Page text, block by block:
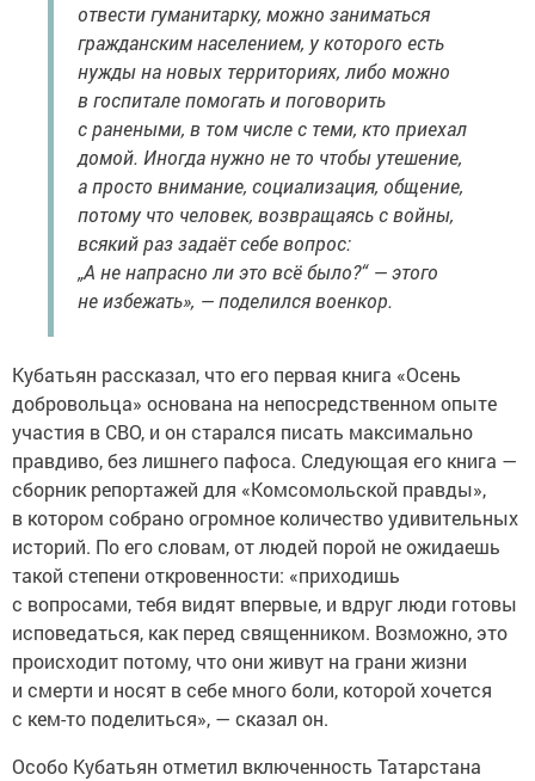
отвести гуманитарку, можно заниматься
гражданским населением, у которого есть
нужды на новых территориях, либо можно
в госпитале помогать и поговорить
с ранеными, в том числе с теми, кто приехал
домой. Иногда нужно не то чтобы утешение,
а просто внимание, социализация, общение,
потому что человек, возвращаясь с войны,
всякий раз задаёт себе вопрос:
„А не напрасно ли это всё было?“ — этого
не избежать», — поделился военкор.
Кубатьян рассказал, что его первая книга «Осень
добровольца» основана на непосредственном опыте
участия в СВО, и он старался писать максимально
правдиво, без лишнего пафоса. Следующая его книга —
сборник репортажей для «Комсомольской правды»,
в котором собрано огромное количество удивительных
историй. По его словам, от людей порой не ожидаешь
такой степени откровенности: «приходишь
с вопросами, тебя видят впервые, и вдруг люди готовы
исповедаться, как перед священником. Возможно, это
происходит потому, что они живут на грани жизни
и смерти и носят в себе много боли, которой хочется
с кем-то поделиться», — сказал он.
Особо Кубатьян отметил включенность Татарстана